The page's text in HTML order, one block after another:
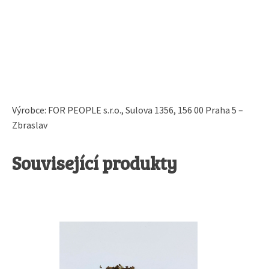
Výrobce: FOR PEOPLE s.r.o., Sulova 1356, 156 00 Praha 5 –
Zbraslav
Související produkty